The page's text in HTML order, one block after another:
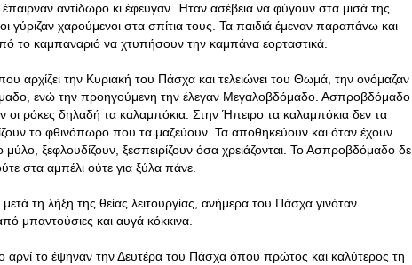
αντίδωρο κι έφευγαν. Ήταν ασέβεια να φύγουν στα μισά της
γύριζαν χαρούμενοι στα σπίτια τους. Τα παιδιά έμεναν παραπάνω και
το καμπαναριό να χτυπήσουν την καμπάνα εορταστικά.
αρχίζει την Κυριακή του Πάσχα και τελειώνει του Θωμά, την ονόμαζαν
ενώ την προηγούμενη την έλεγαν Μεγαλοβδόμαδο. Ασπροβδόμαδο
οι ρόκες δηλαδή τα καλαμπόκια. Στην Ήπειρο τα καλαμπόκια δεν τα
το φθινόπωρο που τα μαζεύουν. Τα αποθηκεύουν και όταν έχουν
ξεφλουδίζουν, ξεσπειρίζουν όσα χρειάζονται. Το Ασπροβδόμαδο δε
στα αμπέλι ούτε για ξύλα πάνε.
τη λήξη της θείας λειτουργίας, ανήμερα του Πάσχα γινόταν
μπαντούσιες και αυγά κόκκινα.
αρνί το έψηναν την Δευτέρα του Πάσχα όπου πρώτος και καλύτερος τη